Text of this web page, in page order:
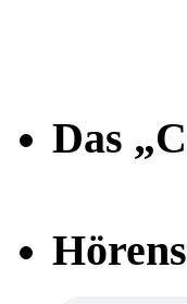
Das